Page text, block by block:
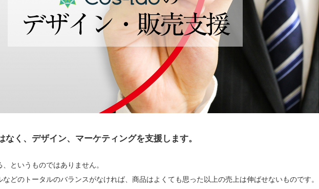
なく、デザイン、マーケティングを支援します。
というものではありません。
どのトータルのバランスがなければ、商品はよくても思った以上の売上は伸ばせないものです。